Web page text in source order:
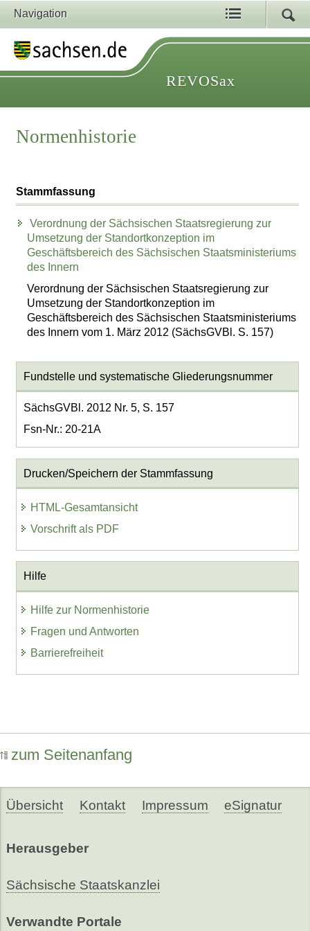
Navigation
REVOSax
Normenhistorie
Stammfassung
Verordnung der Sächsischen Staatsregierung zur
Umsetzung der Standortkonzeption im
Geschäftsbereich des Sächsischen Staatsministeriums
des Innern
Verordnung der Sächsischen Staatsregierung zur
Umsetzung der Standortkonzeption im
Geschäftsbereich des Sächsischen Staatsministeriums
des Innern vom 1. März 2012 (SächsGVBl. S. 157)
Fundstelle und systematische Gliederungsnummer
SächsGVBl. 2012 Nr. 5, S. 157
Fsn-Nr.: 20-21A
Drucken/Speichern der Stammfassung
HTML-Gesamtansicht
Vorschrift als PDF
Hilfe
Hilfe zur Normenhistorie
Fragen und Antworten
Barrierefreiheit
zum Seitenanfang
Übersicht Kontakt Impressum eSignatur
Herausgeber
Sächsische Staatskanzlei
Verwandte Portale